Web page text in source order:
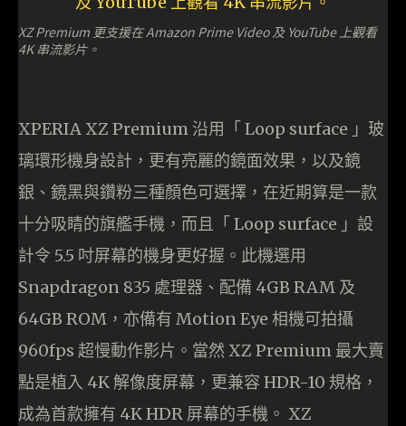
XZ Premium 更支援在 Amazon Prime Video 及 YouTube 上觀看
4K 串流影片。
XPERIA XZ Premium 沿用「 Loop surface 」玻
璃環形機身設計，更有亮麗的鏡面效果，以及鏡
銀、鏡黑與鑽粉三種顏色可選擇，在近期算是一款
十分吸睛的旗艦手機，而且「 Loop surface 」設
計令 5.5 吋屏幕的機身更好握。此機選用
Snapdragon 835 處理器、配備 4GB RAM 及
64GB ROM，亦備有 Motion Eye 相機可拍攝
960fps 超慢動作影片。當然 XZ Premium 最大賣
點是植入 4K 解像度屏幕，更兼容 HDR-10 規格，
成為首款擁有 4K HDR 屏幕的手機。 XZ